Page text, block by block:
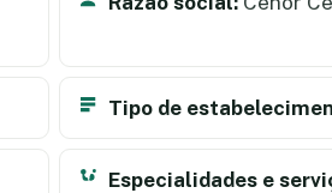
Tipo de
Especialidades e